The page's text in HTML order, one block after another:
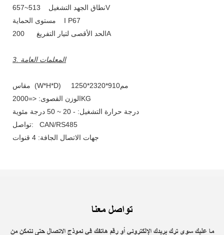
نطاق الجهد التشغيل 513~657V
مستوى الحماية I P67
الحد الأقصى لتيار التفريغ 200A
3. المعلمات العامة
مقاس (W*H*D) مم910*2320*1250
الوزن القصوى: <=2000KG
درجة حرارة التشغيل: - 20 ~ 50 درجة مئوية
تواصل: CAN/RS485
جهات الاتصال الجافة: 4 قنوات
تواصل معنا
ما عليك سوى ترك بريدك الإلكتروني أو رقم هاتفك في نموذج الاتصال حتى نتمكن من